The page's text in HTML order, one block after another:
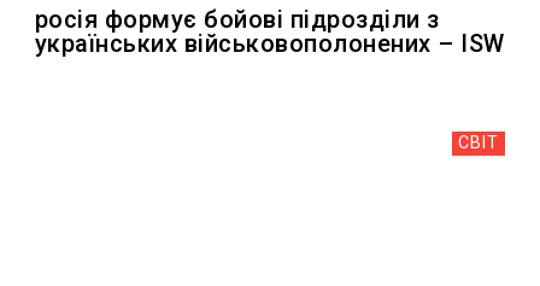
росія формує бойові підрозділи з
українських військовополонених – ISW
СВІТ